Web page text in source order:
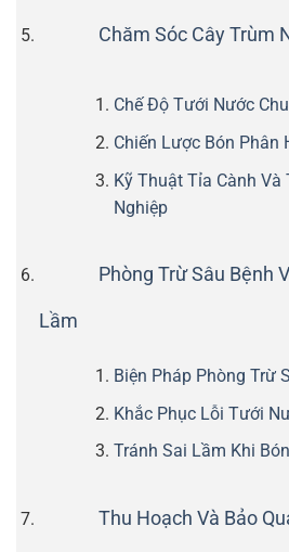
Chăm Sóc Cây Trùm
Chế Độ Tưới Nước
Chiến Lược Bón Phân
Kỹ Thuật Tỉa Cành Và
Nghiệp
Phòng Trừ Sâu Bệnh
Lầm
Biện Pháp Phòng Trừ
Khắc Phục Lỗi Tưới
Tránh Sai Lầm Khi
Thu Hoạch Và Bảo